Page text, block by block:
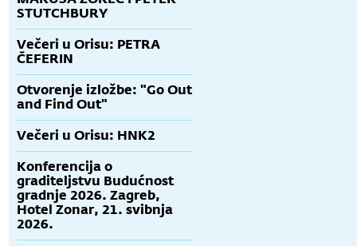
STUTCHBURY
Večeri u Orisu: PETRA
ČEFERIN
Otvorenje izložbe: "Go Out
and Find Out"
Večeri u Orisu: HNK2
Konferencija o
graditeljstvu Budućnost
gradnje 2026. Zagreb,
Hotel Zonar, 21. svibnja
2026.